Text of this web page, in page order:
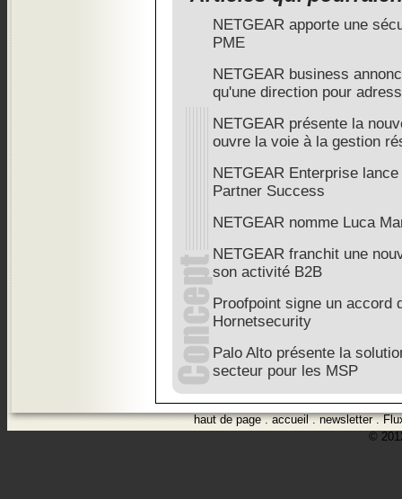
NETGEAR apporte une
PME
NETGEAR business
qu'une direction pour
NETGEAR présente la
ouvre la voie à la gestion
NETGEAR Enterprise
Partner Success
NETGEAR nomme Luca
NETGEAR franchit une
son activité B2B
Proofpoint signe un accord
Hornetsecurity
Palo Alto présente la
secteur pour les MSP
haut de page.accueil.newsletter.
©